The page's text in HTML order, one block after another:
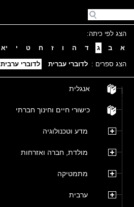
הצג לפי כיתה:
א
ב ג ד ה ו ז ח ט י יא
הצג ספרים : לדוברי עברית לדוברי ערבית
אנגלית
כישורי חיים וחינוך חברתי
מדע וטכנולוגיה
מולדת, חברה ואזרחות
מתמטיקה
ערבית